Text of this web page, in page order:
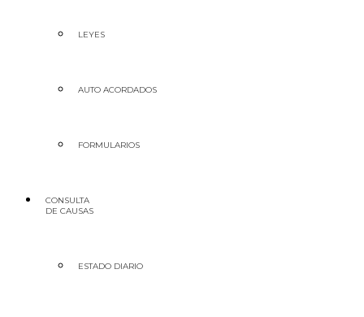
LEYES
AUTO ACORDADOS
FORMULARIOS
CONSULTA
DE CAUSAS
ESTADO DIARIO